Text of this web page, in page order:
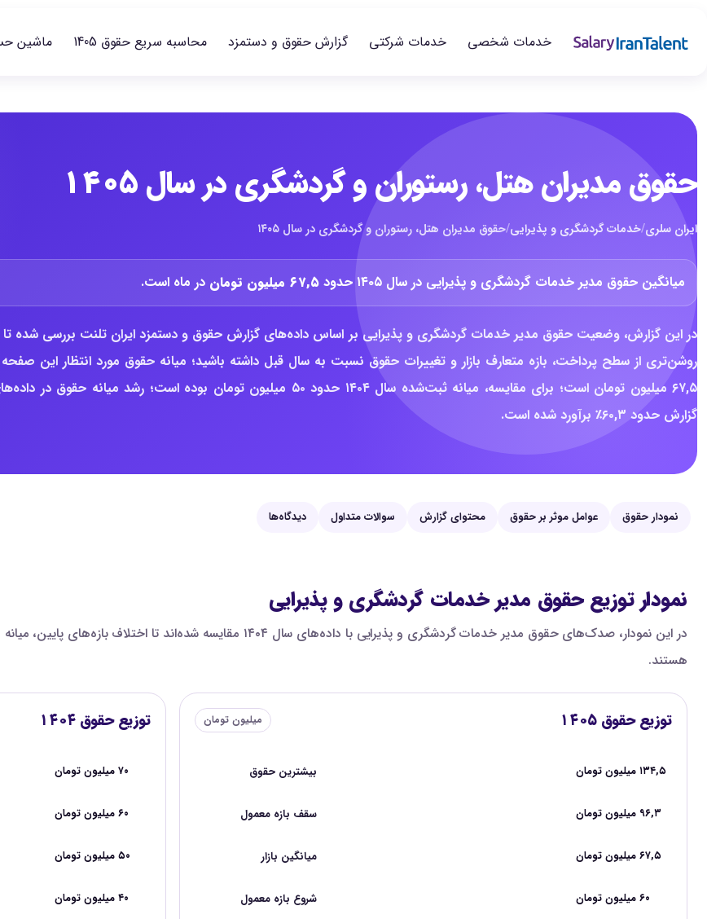
خدمات شخصی خدمات شرکتی گزارش حقوق و دستمزد محاسبه سریع حقوق 1405 ماشین
حقوق مدیران هتل، رستوران و گردشگری در سال ۱۴۰۵
ایران سلری/خدمات گردشگری و پذیرایی/حقوق مدیران هتل، رستوران و گردشگری در سال ۱۴۰۵
میانگین حقوق مدیر خدمات گردشگری و پذیرایی در سال ۱۴۰۵ حدود ۶۷,۵ میلیون تومان در ماه است.
در این گزارش، وضعیت حقوق مدیر خدمات گردشگری و پذیرایی بر اساس داده‌های گزارش حقوق و دستمزد ایران تلنت بررسی شده تا
روشن‌تری از سطح پرداخت، بازه متعارف بازار و تغییرات حقوق نسبت به سال قبل داشته باشید؛ میانه حقوق مورد انتظار این
۶۷,۵ میلیون تومان است؛ برای مقایسه، میانه ثبت‌شده سال ۱۴۰۴ حدود ۵۰ میلیون تومان بوده است؛ رشد میانه حقوق
گزارش حدود ۶۰,۳٪ برآورد شده است.
نمودار حقوق عوامل موثر بر حقوق محتوای گزارش سوالات متداول دیدگاه‌ها
نمودار توزیع حقوق مدیر خدمات گردشگری و پذیرایی
در این نمودار، صدک‌های حقوق مدیر خدمات گردشگری و پذیرایی با داده‌های سال
هستند.
توزیع حقوق ۱۴۰۵ میلیون تومان
بیشترین حقوق ۱۳۴,۵ میلیون تومان
سقف بازه معمول ۹۶,۳ میلیون تومان
میانگین بازار ۶۷,۵ میلیون تومان
شروع بازه معمول ۶۰ میلیون تومان
توزیع حقوق ۱۴۰۴
۷۰ میلیون تومان
۶۰ میلیون تومان
۵۰ میلیون تومان
۴۰ میلیون تومان